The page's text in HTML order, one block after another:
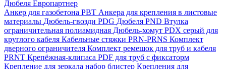
Дюбеля Европартнер
Анкер для газобетона PBT Анкера для крепления в листовые
материалы Дюбель-гвозди PDG Дюбеля PND Втулка
ограничительная полиамидная Дюбель-хомут PDX серый для
круглого кабеля Кабельные стяжки PRN-PRNS Комплект
дверного ограничителя Комплект ремешок для труб и кабеля
PRNT Крепёжная-клипаса PDF для труб с фиксаторм
Крепление для зеркала набор блистер Крепления для